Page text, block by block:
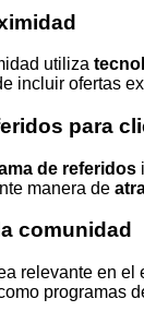
utiliza
incluir ofertas
para
de referidos
manera de
comunidad
relevante en
programas